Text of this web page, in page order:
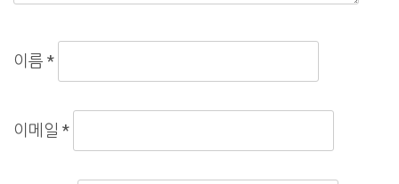
이름 *
이메일 *